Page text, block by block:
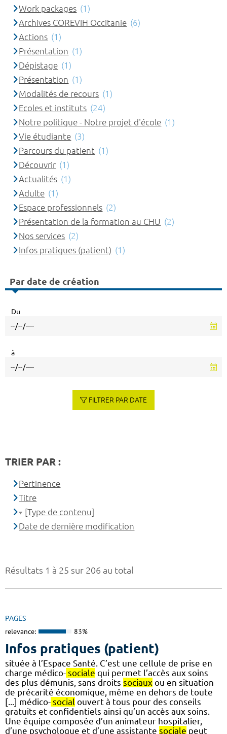
Résultats 1 à 25 sur 206 au total
PAGES
relevance: 83%
Infos pratiques (patient)
située à l’Espace Santé. C’est une cellule de prise en
charge médico- sociale qui permet l’accès aux soins
des plus démunis, sans droits sociaux ou en situation
de précarité économique, même en dehors de toute
[...] médico- social ouvert à tous pour des conseils
gratuits et confidentiels ainsi qu’un accès aux soins.
Une équipe composée d’un animateur hospitalier,
d’une psychologue et d’une assistante sociale peut
Work packages (1)
Archives COREVIH Occitanie (6)
Actions (1)
Présentation (1)
Dépistage (1)
Présentation (1)
Modalités de recours (1)
Ecoles et instituts (24)
Notre politique - Notre projet d'école (1)
Vie étudiante (3)
Parcours du patient (1)
Découvrir (1)
Actualités (1)
Adulte (1)
Espace professionnels (2)
Présentation de la formation au CHU (2)
Nos services (2)
Infos pratiques (patient) (1)
Par date de création
Du
à
FILTRER PAR DATE
TRIER PAR :
Pertinence
Titre
[Type de contenu]
Date de dernière modification